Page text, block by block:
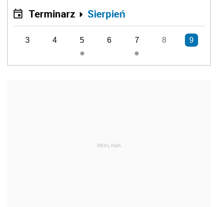
Terminarz Sierpień
3 4 5 6 7 8 9
REKLAMA